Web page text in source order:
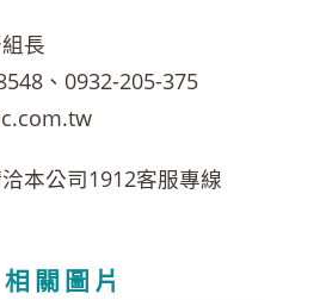
長
、0932-205-375
本公司1912客服專線
相關圖片